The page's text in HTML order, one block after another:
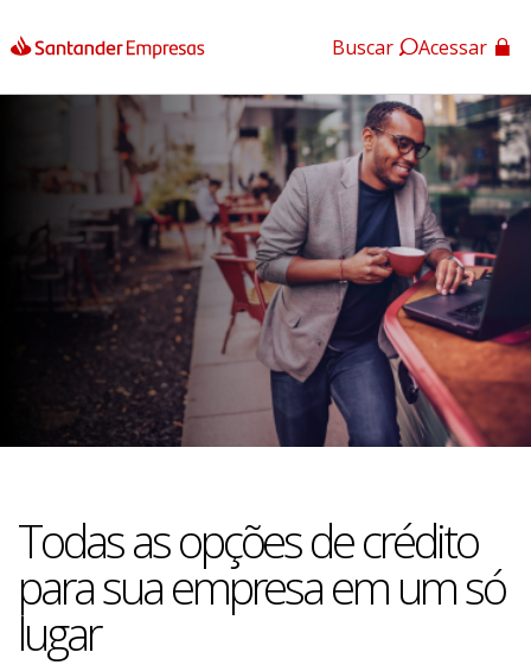
App Santander
App Santander Empresas
Buscar Acessar
Todas as opções de crédito
para sua empresa em um só
lugar